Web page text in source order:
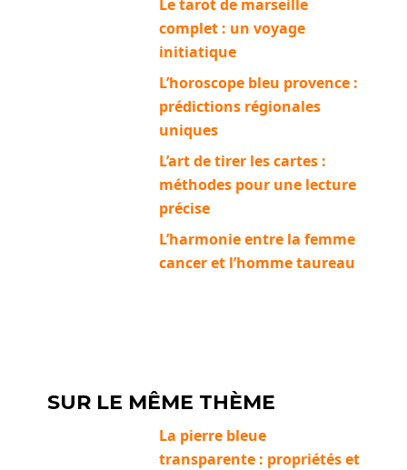
Le tarot de marseille
complet : un voyage
initiatique
L’horoscope bleu provence :
prédictions régionales
uniques
L’art de tirer les cartes :
méthodes pour une lecture
précise
L’harmonie entre la femme
cancer et l’homme taureau
SUR LE MÊME THÈME
La pierre bleue
transparente : propriétés et